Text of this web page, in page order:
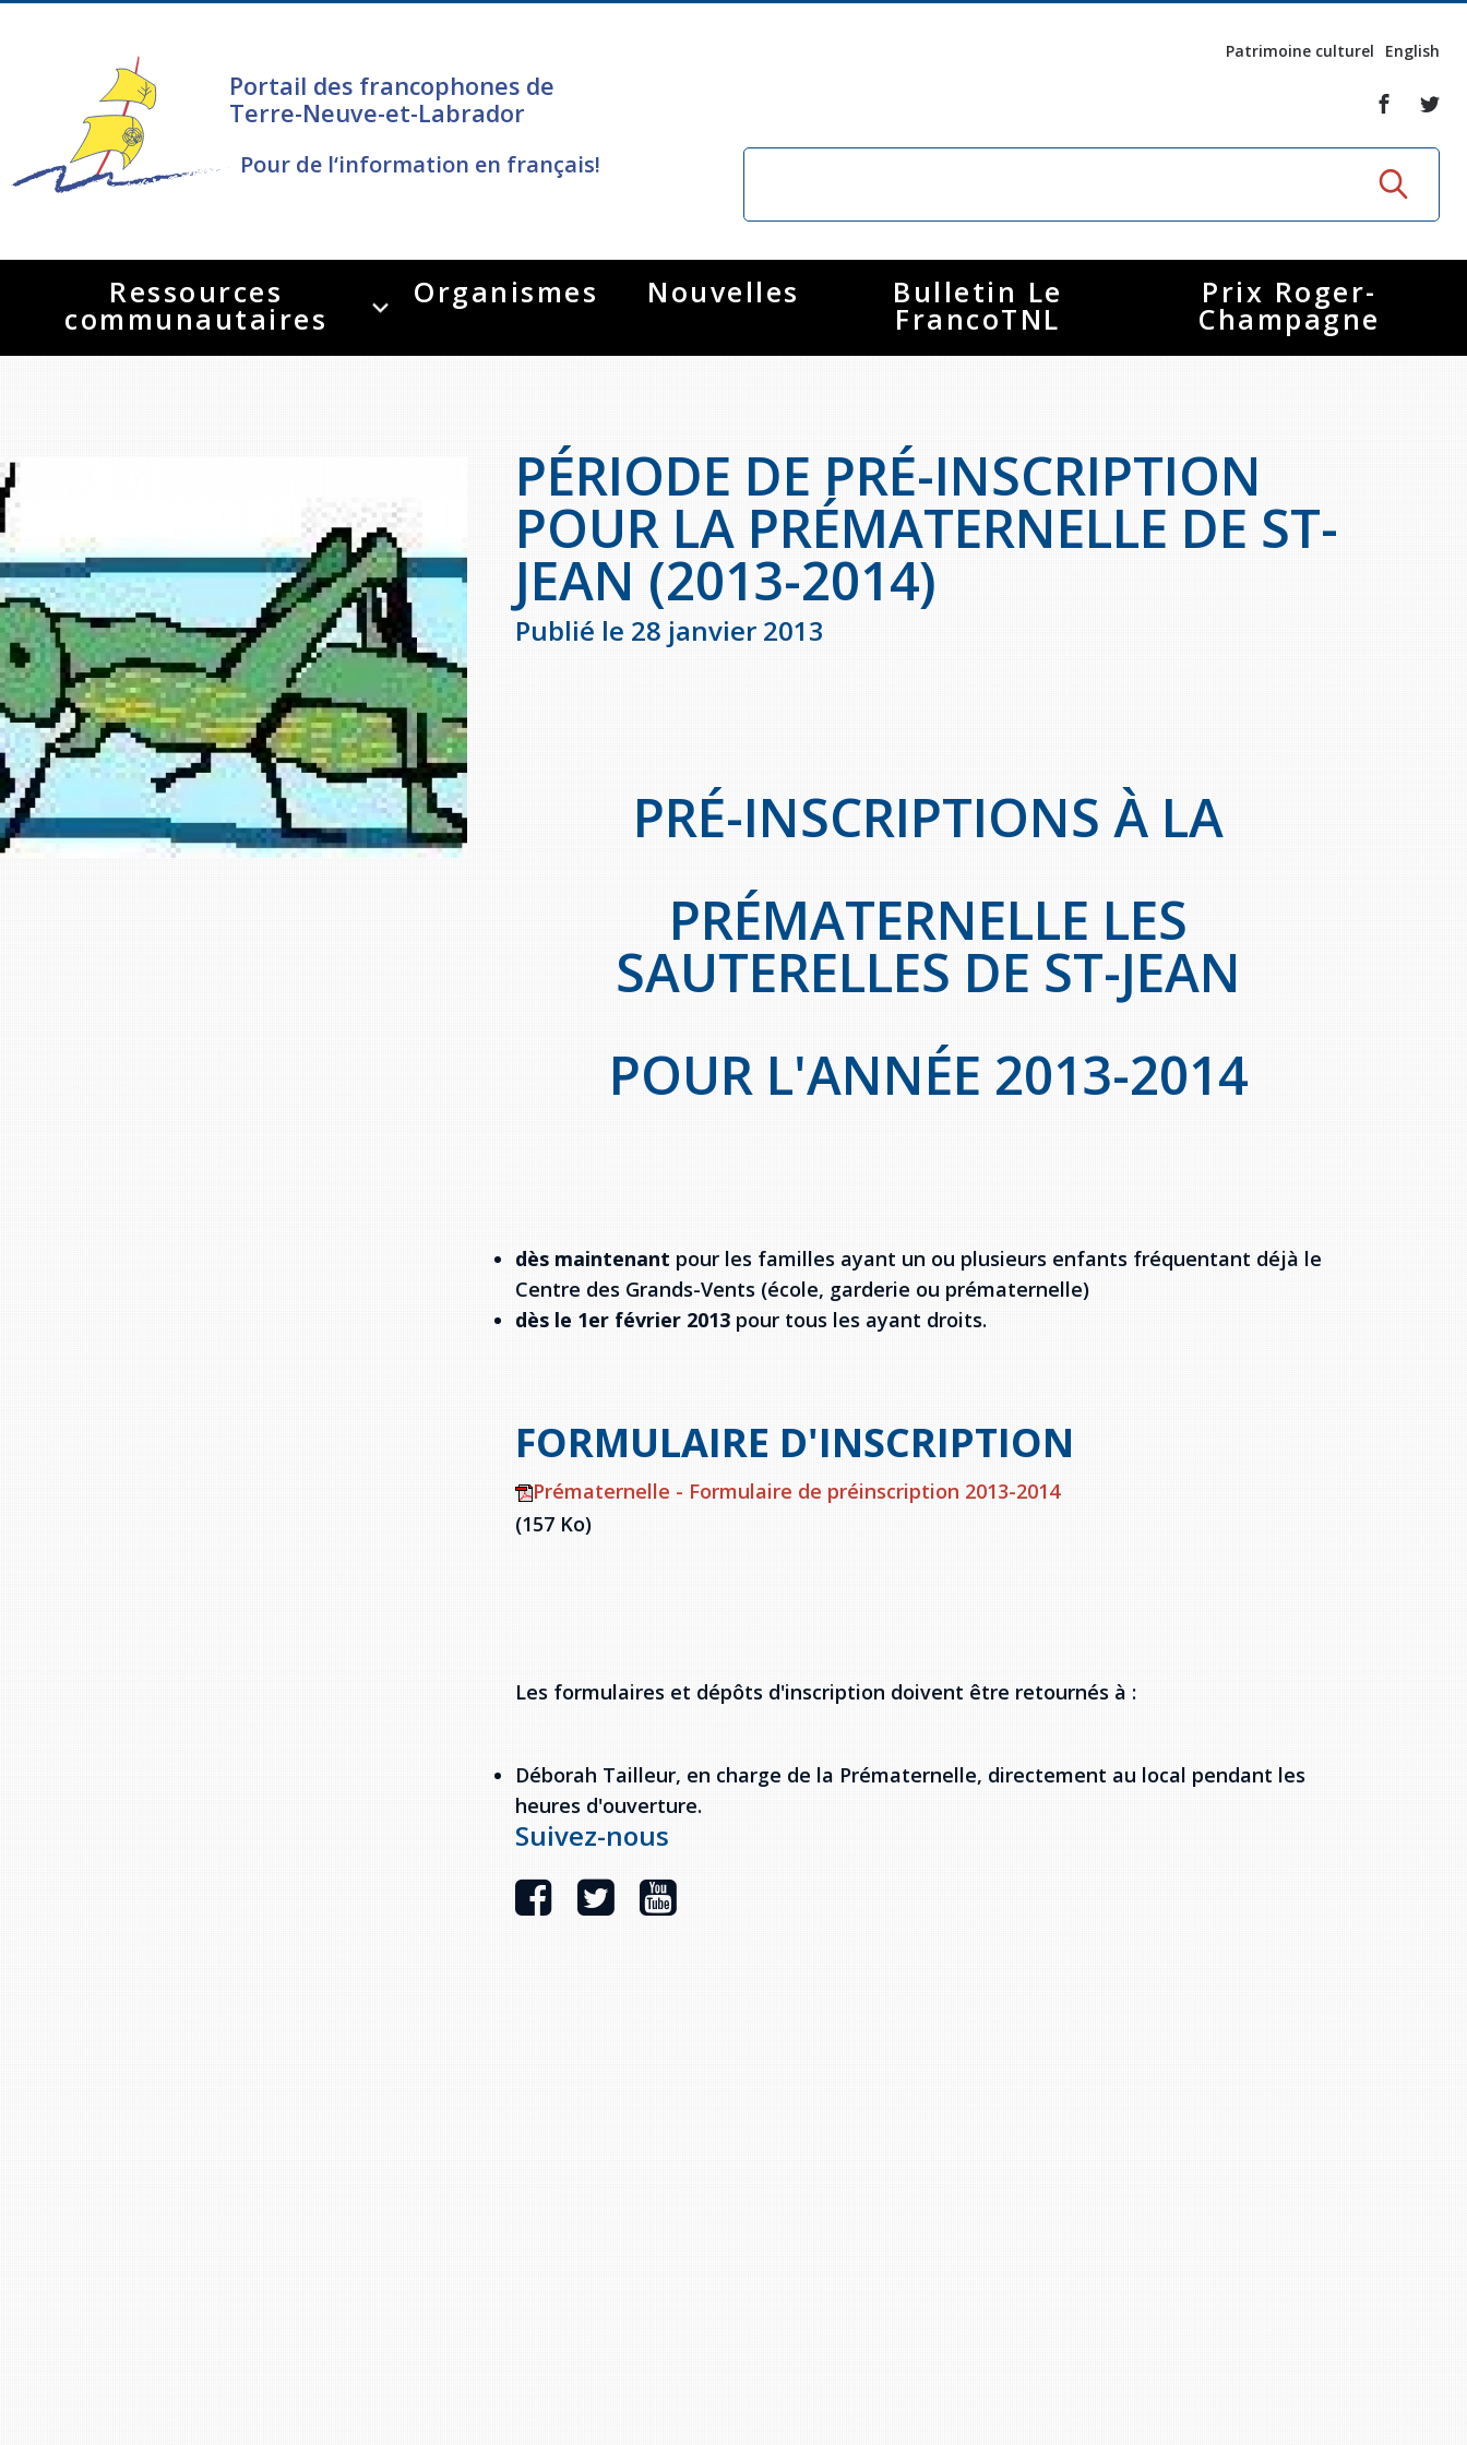
Portail des francophones de
Terre-Neuve-et-Labrador
Pour de l‘information en français!
Patrimoine culturel English
Ressources
communautaires
Organismes Nouvelles Bulletin Le
FrancoTNL
Prix Roger-
Champagne
PÉRIODE DE PRÉ-INSCRIPTION
POUR LA PRÉMATERNELLE DE ST-
JEAN (2013-2014)
Publié le 28 janvier 2013
PRÉ-INSCRIPTIONS À LA
PRÉMATERNELLE LES
SAUTERELLES DE ST-JEAN
POUR L'ANNÉE 2013-2014
dès maintenant pour les familles ayant un ou plusieurs enfants fréquentant déjà le
Centre des Grands-Vents (école, garderie ou prématernelle)
dès le 1er février 2013 pour tous les ayant droits.
FORMULAIRE D'INSCRIPTION
Prématernelle - Formulaire de préinscription 2013-2014
(157 Ko)
Les formulaires et dépôts d'inscription doivent être retournés à :
Déborah Tailleur, en charge de la Prématernelle, directement au local pendant les
heures d'ouverture.
Suivez-nous